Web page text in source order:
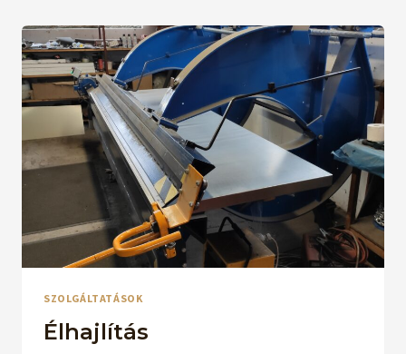
SZOLGÁLTATÁSOK
Élhajlítás